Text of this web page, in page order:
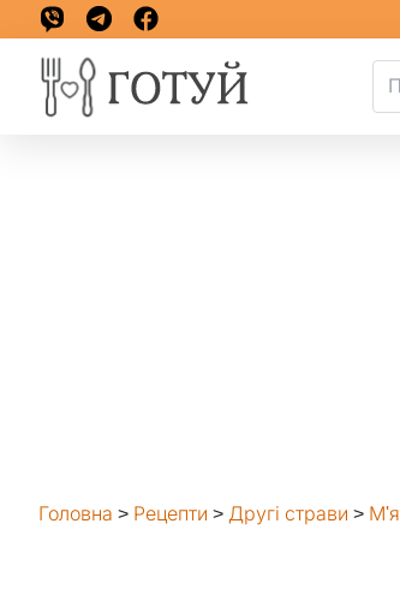
Головна > Рецепти > Другі страви >